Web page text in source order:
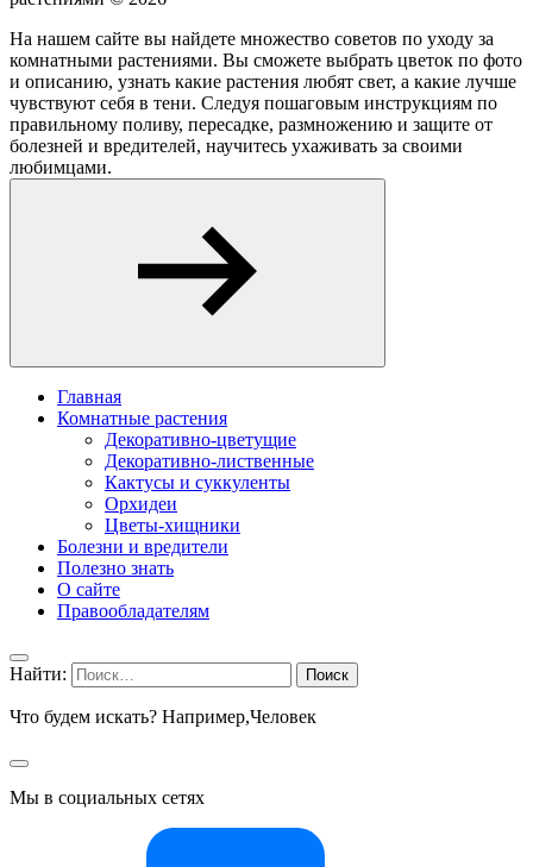
На нашем сайте вы найдете множество советов по уходу за
комнатными растениями. Вы сможете выбрать цветок по фото
и описанию, узнать какие растения любят свет, а какие лучше
чувствуют себя в тени. Следуя пошаговым инструкциям по
правильному поливу, пересадке, размножению и защите от
болезней и вредителей, научитесь ухаживать за своими
любимцами.
Главная
Комнатные растения
Декоративно-цветущие
Декоративно-лиственные
Кактусы и суккуленты
Орхидеи
Цветы-хищники
Болезни и вредители
Полезно знать
О сайте
Правообладателям
Найти:
Что будем искать? Например,Человек
Мы в социальных сетях